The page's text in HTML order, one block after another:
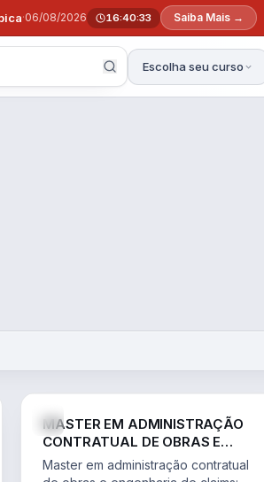
·06/08/2026 16:40:32 Saiba Mais →
Escolha seu curso
MASTER EM ADMINISTRAÇÃO
CONTRATUAL DE OBRAS E
ENGENHARIA DE CLAIMS
Master em administração contratual